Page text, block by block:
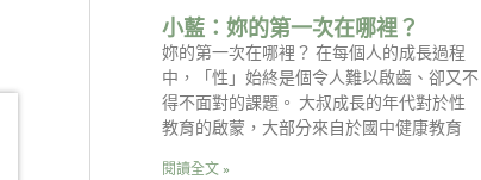
小藍：妳的第一次在哪裡？
妳的第一次在哪裡？ 在每個人的成長過程
中，「性」始終是個令人難以啟齒、卻又不
得不面對的課題。 大叔成長的年代對於性
教育的啟蒙，大部分來自於國中健康教育
閱讀全文 »